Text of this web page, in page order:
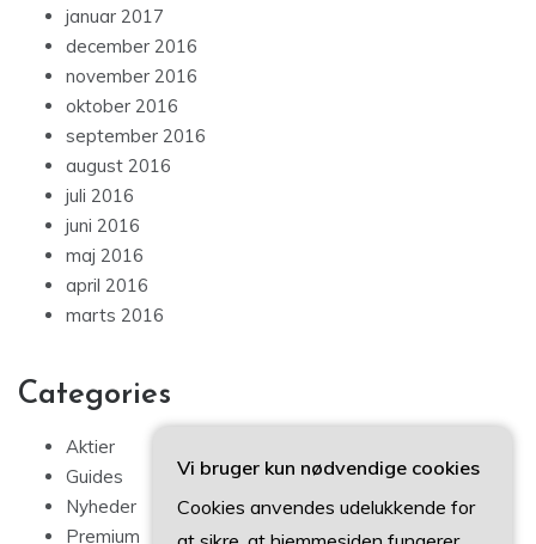
januar 2017
december 2016
november 2016
oktober 2016
september 2016
august 2016
juli 2016
juni 2016
maj 2016
april 2016
marts 2016
Categories
Aktier
Guides
Nyheder
Premium
Vi bruger kun nødvendige cookies
Cookies anvendes udelukkende for